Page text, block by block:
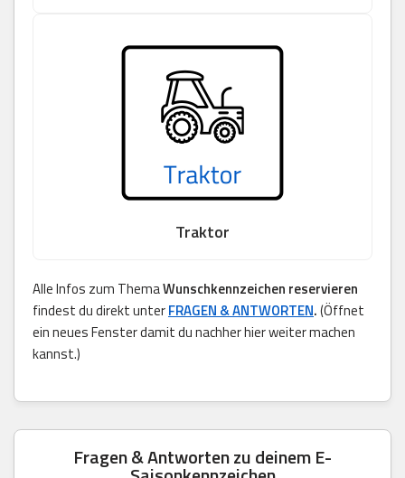
Traktor
Alle Infos zum ThemaWunschkennzeichen reservieren
findest du direkt unterFRAGEN & ANTWORTEN.(Öffnet
ein neues Fenster damit du nachher hier weiter machen
kannst.)
Fragen & Antworten zu deinem E-